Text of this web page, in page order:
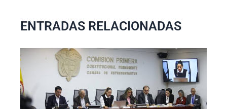
ENTRADAS RELACIONADAS